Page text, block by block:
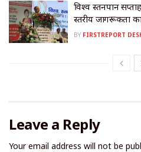
विश्व स्तनपान
स्तरीय जागरूकता
BY FIRSTREPORT
Leave a Reply
Your email address will not be